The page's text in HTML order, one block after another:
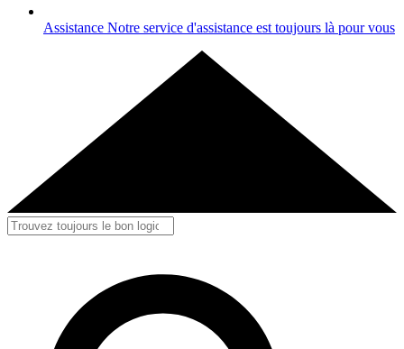
Assistance Notre service d'assistance est toujours là pour vous